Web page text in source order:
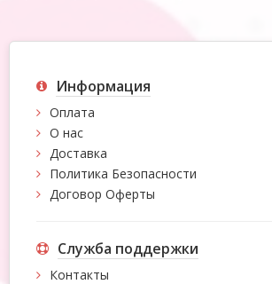
Информация
Оплата
О нас
Доставка
Политика Безопасности
Договор Оферты
Служба поддержки
Контакты